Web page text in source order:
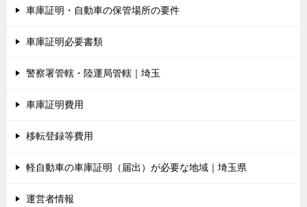
車庫証明・自動車の保管場所の要件
車庫証明必要書類
警察署管轄・陸運局管轄｜埼玉
車庫証明費用
移転登録等費用
軽自動車の車庫証明（届出）が必要な地域｜埼玉県
運営者情報